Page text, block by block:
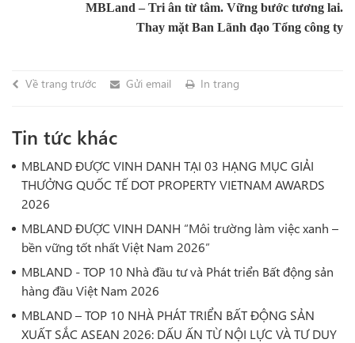
MBLand – Tri ân từ tâm. Vững bước tương lai.
Thay mặt Ban Lãnh đạo Tổng công ty
Về trang trước Gửi email In trang
Tin tức khác
MBLAND ĐƯỢC VINH DANH TẠI 03 HẠNG MỤC GIẢI
THƯỞNG QUỐC TẾ DOT PROPERTY VIETNAM AWARDS
2026
MBLAND ĐƯỢC VINH DANH “Môi trường làm việc xanh –
bền vững tốt nhất Việt Nam 2026”
MBLAND - TOP 10 Nhà đầu tư và Phát triển Bất động sản
hàng đầu Việt Nam 2026
MBLAND – TOP 10 NHÀ PHÁT TRIỂN BẤT ĐỘNG SẢN
XUẤT SẮC ASEAN 2026: DẤU ẤN TỪ NỘI LỰC VÀ TƯ DUY